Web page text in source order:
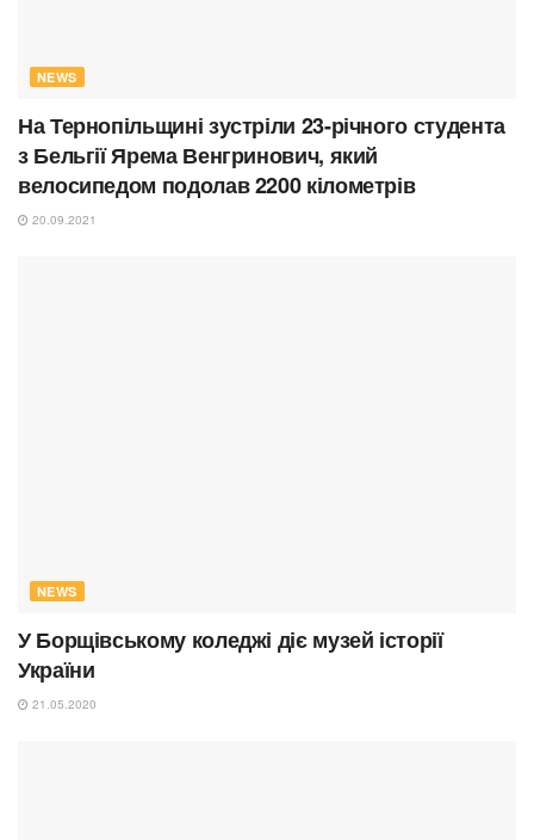
NEWS
На Тернопільщині зустріли 23-річного студента
з Бельгії Ярема Венгринович, який
велосипедом подолав 2200 кілометрів
20.09.2021
NEWS
У Борщівському коледжі діє музей історії
України
21.05.2020